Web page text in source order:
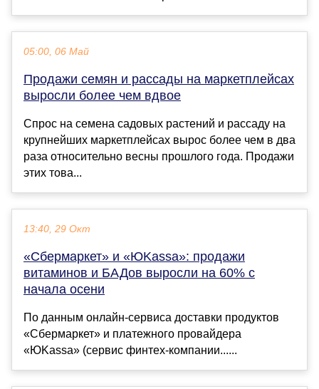
05:00, 06 Май
Продажи семян и рассады на маркетплейсах
выросли более чем вдвое
Спрос на семена садовых растений и рассаду на
крупнейших маркетплейсах вырос более чем в два
раза относительно весны прошлого года. Продажи
этих това...
13:40, 29 Окт
«Сбермаркет» и «ЮKassa»: продажи
витаминов и БАДов выросли на 60% с
начала осени
По данным онлайн-сервиса доставки продуктов
«Сбермаркет» и платежного провайдера
«ЮKassa» (сервис финтех-компании......